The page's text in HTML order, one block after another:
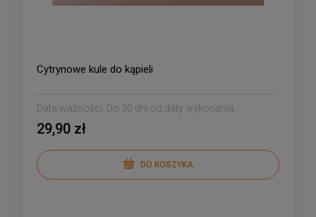
Cytrynowe kule do kąpieli
Data ważności: Do 30 dni od daty wykonania
29,90 zł
DO KOSZYKA